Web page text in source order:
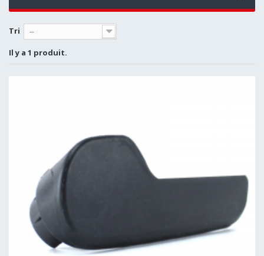
Tri --
Il y a 1 produit.